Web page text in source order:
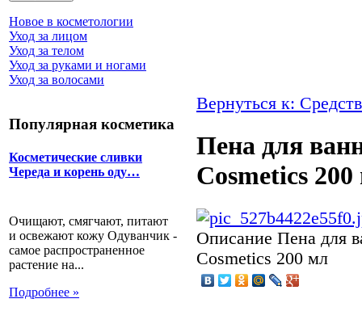
Новое в косметологии
Уход за лицом
Уход за телом
Уход за руками и ногами
Уход за волосами
Популярная косметика
Косметические сливки
Череда и корень оду…
Очищают, смягчают, питают
и освежают кожу Одуванчик -
самое распространенное
растение на...
Подробнее »
Вернуться к:
Пена для
Cosmetics
Описание Пена для
Cosmetics 200 мл